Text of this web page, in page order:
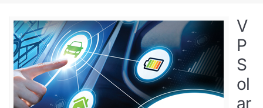
V
P
S
ol
ar